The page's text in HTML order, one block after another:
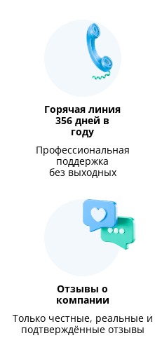
Горячая линия
356 дней в
году
Профессиональная
поддержка
без выходных
Отзывы о
компании
Только честные, реальные и
подтверждённые отзывы